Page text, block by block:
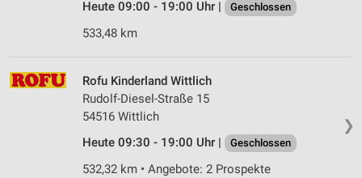
Heute 09:00 - 19:00 Uhr |
Geschlossen
533,48 km
❯
Rofu Kinderland Wittlich
Rudolf-Diesel-Straße 15
54516 Wittlich
Heute 09:30 - 19:00 Uhr |
Geschlossen
532,32 km • Angebote: 2 Prospekte
von Inhalten
Verwendung von Profilen zur Auswahl
Messung der Werbeleistung
Messung der Performance von Inhalten
Analyse von Zielgruppen durch Statistiken oder
Kombinationen von Daten aus verschiedenen